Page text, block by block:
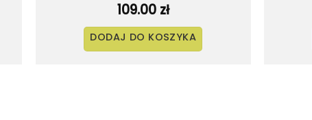
109.00 zł
DODAJ DO KOSZYKA